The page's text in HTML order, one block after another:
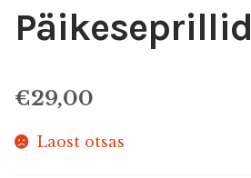
MEIST
Päikeseprillid
€29,00
Laost otsas